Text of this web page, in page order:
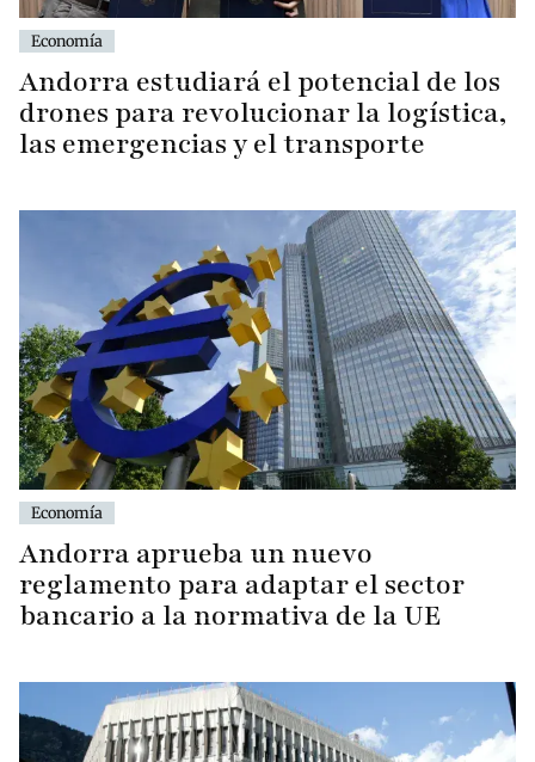
Economía
Andorra estudiará el potencial de los
drones para revolucionar la logística,
las emergencias y el transporte
Economía
Andorra aprueba un nuevo
reglamento para adaptar el sector
bancario a la normativa de la UE